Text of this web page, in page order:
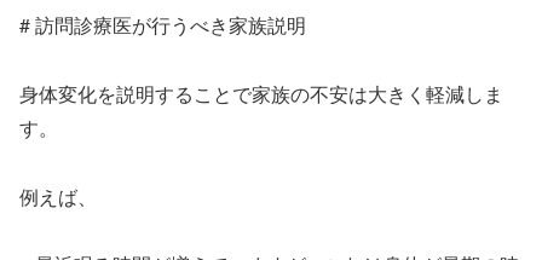
# 訪問診療医が行うべき家族説明
身体変化を説明することで家族の不安は大きく軽減しま
す。
例えば、